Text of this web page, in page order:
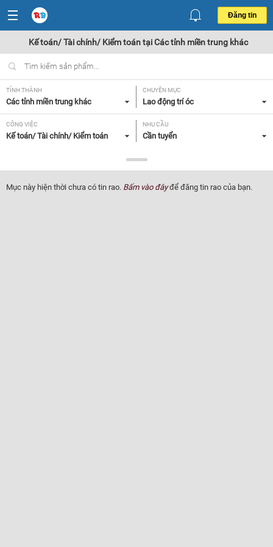
Đăng tin
Kế toán/ Tài chính/ Kiểm toán tại Các tỉnh miền trung khác
TỈNH THÀNH
Các tỉnh miền trung khác
CHUYÊN MỤC
Lao động trí óc
CÔNG VIỆC
Kế toán/ Tài chính/ Kiểm toán
NHU CẦU
Cần tuyển
Tất cả
Mục này hiện thời chưa có tin rao. Bấm vào đâyđể đăng tin rao của bạn.